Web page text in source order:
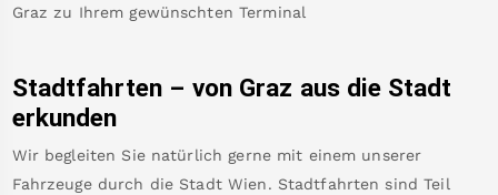
Graz zu Ihrem gewünschten Terminal
Stadtfahrten – von Graz aus die Stadt
erkunden
Wir begleiten Sie natürlich gerne mit einem unserer
Fahrzeuge durch die Stadt Wien. Stadtfahrten sind Teil